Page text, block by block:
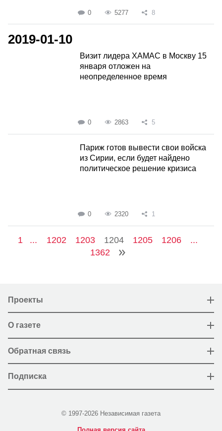
0 5277 8
2019-01-10
Визит лидера ХАМАС в Москву 15
января отложен на
неопределенное время
0 2863 5
Париж готов вывести свои войска
из Сирии, если будет найдено
политическое решение кризиса
0 2320 1
1 ... 1202 1203 1204 1205 1206
...
1362
Проекты
О газете
Обратная связь
Подписка
© 1997-2026 Независимая газета